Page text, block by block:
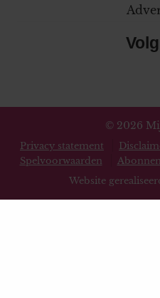
© 2026
Privacy statement
Spelvoorwaarden
Website